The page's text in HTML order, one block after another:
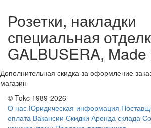
Розетки, накладки
специальная
GALBUSERA,
Дополнительная скидка за оформление
магазин
© Tokc 1989-2026
О нас Юридическая информация
оплата Вакансии Скидки Аренда склада